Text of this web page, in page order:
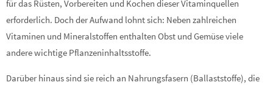
für das Rüsten, Vorbereiten und Kochen dieser Vitaminquellen
erforderlich. Doch der Aufwand lohnt sich: Neben zahlreichen
Vitaminen und Mineralstoffen enthalten Obst und Gemüse viele
andere wichtige Pflanzeninhaltsstoffe.
Darüber hinaus sind sie reich an Nahrungsfasern (Ballaststoffe), die